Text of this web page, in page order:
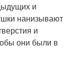
и
нанизывают
и
они были в